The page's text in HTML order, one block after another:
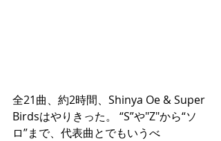
全21曲、約2時間、Shinya Oe & Super
Birdsはやりきった。 “S”や"Z"から“ソ
ロ”まで、代表曲とでもいうべ